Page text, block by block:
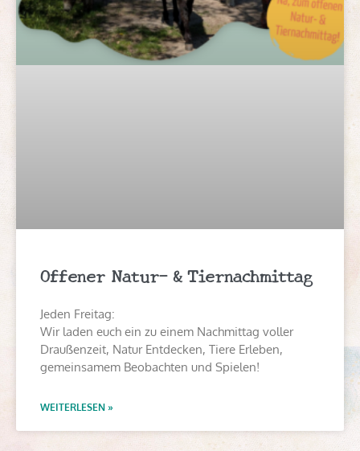
Offener Natur- & Tiernachmittag
Jeden Freitag:
Wir laden euch ein zu einem Nachmittag voller
Draußenzeit, Natur Entdecken, Tiere Erleben,
gemeinsamem Beobachten und Spielen!
WEITERLESEN »